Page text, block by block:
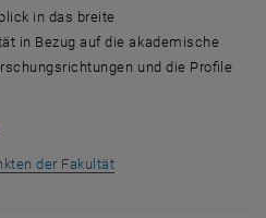
in das breite
in Bezug auf die akademische
und die Profile
der Fakultät